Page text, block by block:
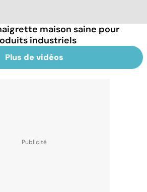
maison saine pour
industriels
Plus de vidéos